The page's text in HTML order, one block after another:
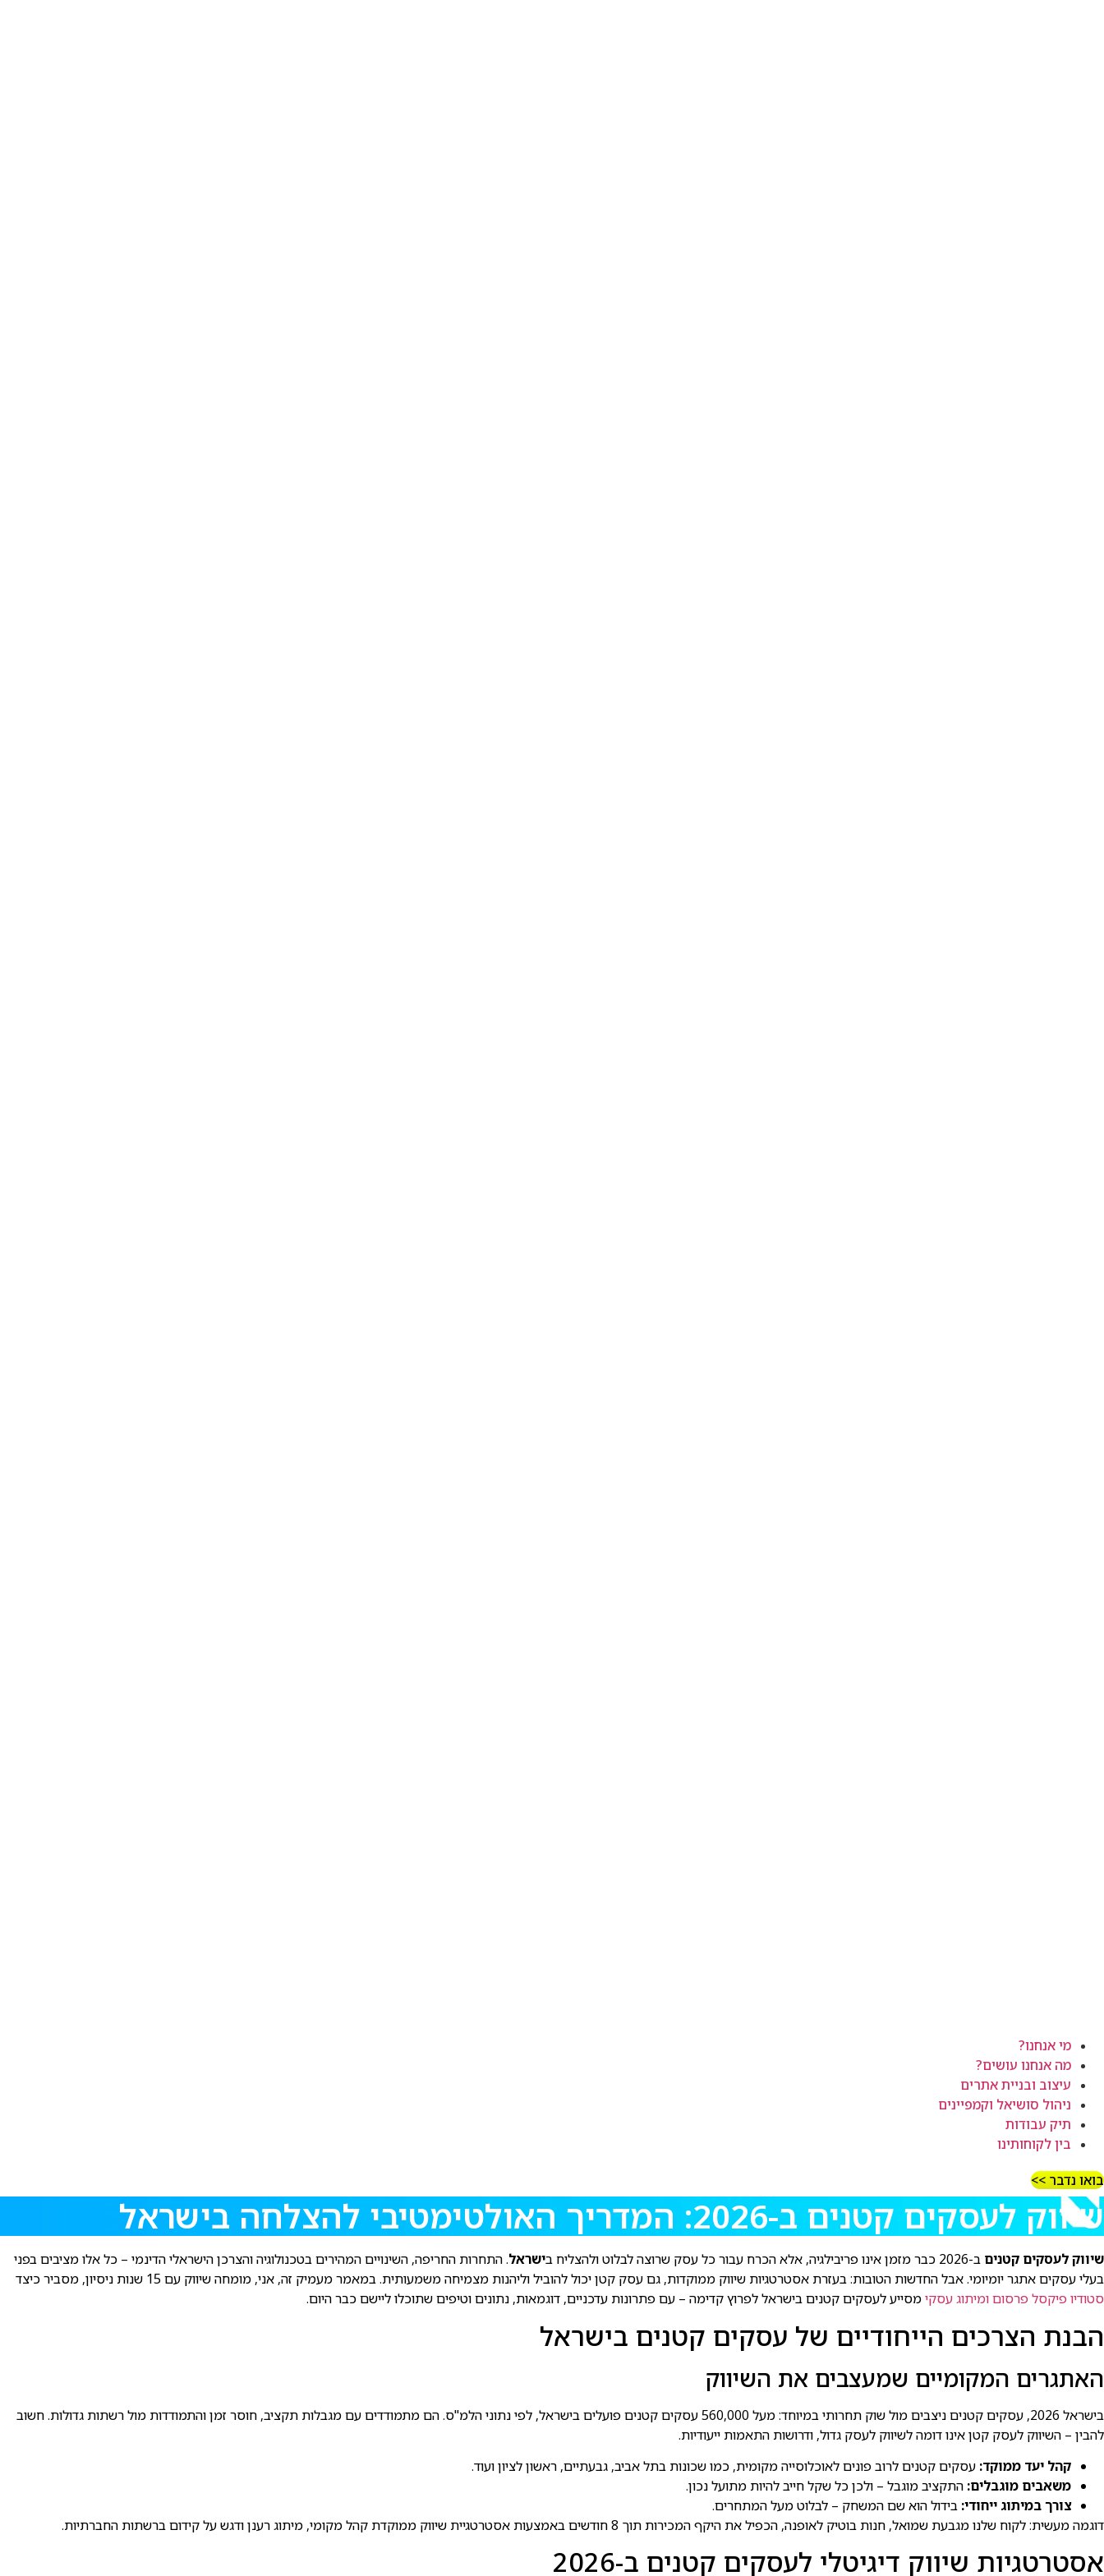
מי אנחנו?
מה אנחנו עושים?
עיצוב ובניית אתרים
ניהול סושיאל וקמפיינים
תיק עבודות
בין לקוחותינו
בואו נדבר >>
שיווק לעסקים קטנים ב-2026: המדריך האולטימטיבי להצלחה בישראל
שיווק לעסקים קטנים ב-2026 כבר מזמן אינו פריבילגיה, אלא הכרח עבור כל עסק שרוצה לבלוט ולהצליח ב ישראל. התחרות החריפה, השינויים המהירים בטכנולוגיה והצרכן הישראלי הדינמי – כל אלו מציבים בפני
בעלי עסקים אתגר יומיומי. אבל החדשות הטובות: בעזרת אסטרטגיות שיווק ממוקדות, גם עסק קטן יכול להוביל וליהנות מצמיחה משמעותית. במאמר מעמיק זה, אני, מומחה שיווק עם 15 שנות ניסיון, מסביר כיצד
סטודיו פיקסל פרסום ומיתוג עסקימסייע לעסקים קטנים בישראל לפרוץ קדימה – עם פתרונות עדכניים, דוגמאות, נתונים וטיפים שתוכלו ליישם כבר היום.
הבנת הצרכים הייחודיים של עסקים קטנים בישראל
האתגרים המקומיים שמעצבים את השיווק
בישראל 2026, עסקים קטנים ניצבים מול שוק תחרותי במיוחד: מעל 560,000 עסקים קטנים פועלים בישראל, לפי נתוני הלמ"ס. הם מתמודדים עם מגבלות תקציב, חוסר זמן והתמודדות מול רשתות גדולות. חשוב
להבין – השיווק לעסק קטן אינו דומה לשיווק לעסק גדול, ודרושות התאמות ייעודיות.
קהל יעד ממוקד: עסקים קטנים לרוב פונים לאוכלוסייה מקומית, כמו שכונות בתל אביב, גבעתיים, ראשון לציון ועוד.
משאבים מוגבלים: התקציב מוגבל – ולכן כל שקל חייב להיות מתועל נכון.
צורך במיתוג ייחודי: בידול הוא שם המשחק – לבלוט מעל המתחרים.
דוגמה מעשית: לקוח שלנו מגבעת שמואל, חנות בוטיק לאופנה, הכפיל את היקף המכירות תוך 8 חודשים באמצעות אסטרטגיית שיווק ממוקדת קהל מקומי, מיתוג רענן ודגש על קידום ברשתות החברתיות.
אסטרטגיות שיווק דיגיטלי לעסקים קטנים ב-2026